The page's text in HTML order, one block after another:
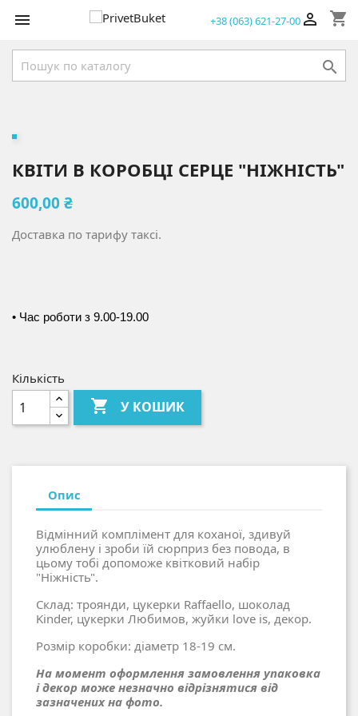
 shopping_cart

+38 (063) 621-27-00

КВІТИ В КОРОБЦІ СЕРЦЕ "НІЖНІСТЬ"
600,00 ₴
Доставка по тарифу таксі.
• Час роботи з 9.00-19.00
Кількість
 У КОШИК
Опис
Відмінний комплімент для коханої, здивуй
улюблену і зроби їй сюрприз без повода, в
цьому тобі допоможе квітковий набір
"Ніжність".
Склад: троянди, цукерки Raffaello, шоколад
Kinder, цукерки Любимов, жуйки love is, декор.
Розмір коробки: діаметр 18-19 см.
На момент оформлення замовлення упаковка
і декор може незначно відрізнятися від
зазначених на фото.